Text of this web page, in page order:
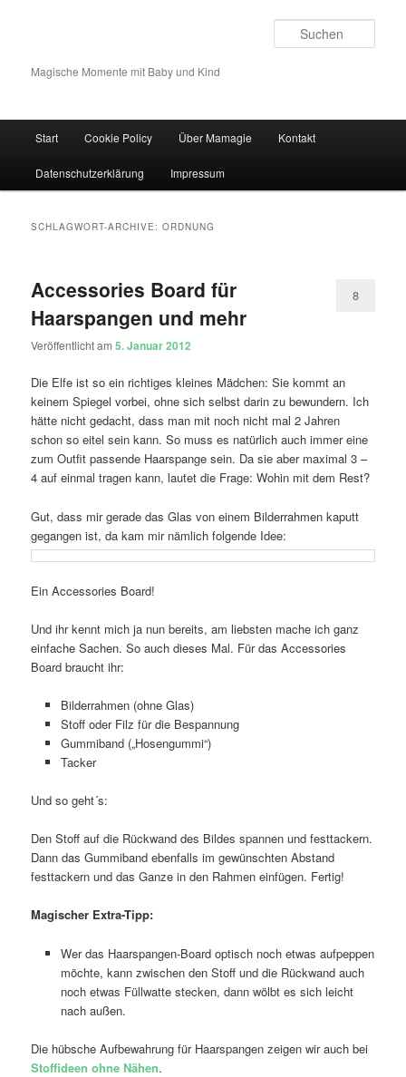
Magische Momente mit Baby und Kind
Zum Inhalt wechseln
Zum sekundären Inhalt wechseln
Start Cookie Policy Über Mamagie Kontakt
Datenschutzerklärung Impressum
SCHLAGWORT-ARCHIVE:ORDNUNG
Accessories Board für
Haarspangen und mehr
Veröffentlicht am5. Januar 2012
8
Die Elfe ist so ein richtiges kleines Mädchen: Sie kommt an
keinem Spiegel vorbei, ohne sich selbst darin zu bewundern. Ich
hätte nicht gedacht, dass man mit noch nicht mal 2 Jahren
schon so eitel sein kann. So muss es natürlich auch immer eine
zum Outfit passende Haarspange sein. Da sie aber maximal 3 –
4 auf einmal tragen kann, lautet die Frage: Wohin mit dem Rest?
Gut, dass mir gerade das Glas von einem Bilderrahmen kaputt
gegangen ist, da kam mir nämlich folgende Idee:
Ein Accessories Board!
Und ihr kennt mich ja nun bereits, am liebsten mache ich ganz
einfache Sachen. So auch dieses Mal. Für das Accessories
Board braucht ihr:
Bilderrahmen (ohne Glas)
Stoff oder Filz für die Bespannung
Gummiband („Hosengummi“)
Tacker
Und so geht´s:
Den Stoff auf die Rückwand des Bildes spannen und festtackern.
Dann das Gummiband ebenfalls im gewünschten Abstand
festtackern und das Ganze in den Rahmen einfügen. Fertig!
Magischer Extra-Tipp:
Wer das Haarspangen-Board optisch noch etwas aufpeppen
möchte, kann zwischen den Stoff und die Rückwand auch
noch etwas Füllwatte stecken, dann wölbt es sich leicht
nach außen.
Die hübsche Aufbewahrung für Haarspangen zeigen wir auch bei
Stoffideen ohne Nähen.